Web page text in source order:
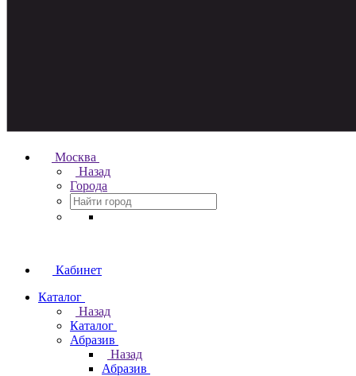
Москва
Назад
Города
Кабинет
Каталог
Назад
Каталог
Абразив
Назад
Абразив